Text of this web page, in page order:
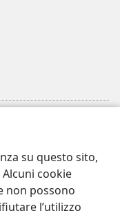
su questo sito,
cookie
non possono
l’utilizzo